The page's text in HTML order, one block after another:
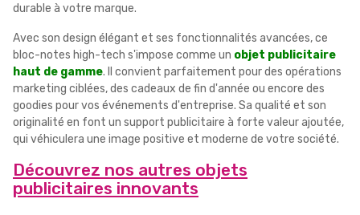
durable à votre marque.
Avec son design élégant et ses fonctionnalités avancées, ce
bloc-notes high-tech s'impose comme un objet publicitaire
haut de gamme. Il convient parfaitement pour des opérations
marketing ciblées, des cadeaux de fin d'année ou encore des
goodies pour vos événements d'entreprise. Sa qualité et son
originalité en font un support publicitaire à forte valeur ajoutée,
qui véhiculera une image positive et moderne de votre société.
Découvrez nos autres objets
publicitaires innovants